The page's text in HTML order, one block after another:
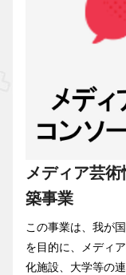
メディア芸
築事業
この事業は、我が
を目的に、メディ
化施設、大学等の